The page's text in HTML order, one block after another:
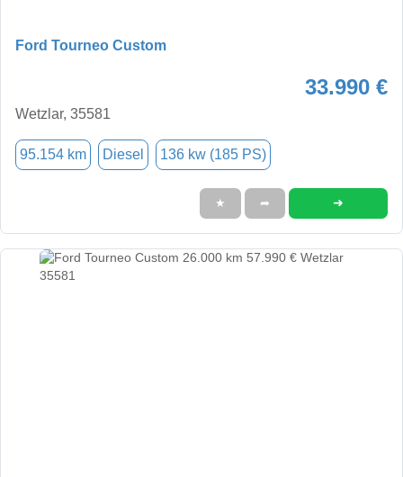
Ford Tourneo Custom
33.990 €
Wetzlar, 35581
95.154 km Diesel 136 kw (185 PS)
★ ➦ ➜